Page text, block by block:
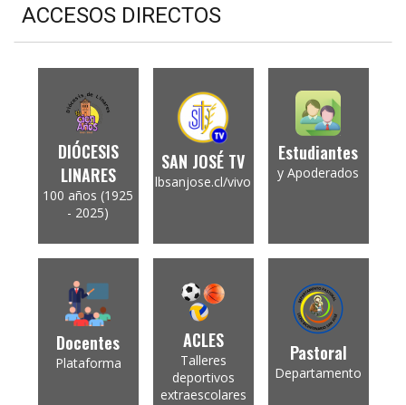
ACCESOS DIRECTOS
DIÓCESIS
LINARES
100 años (1925
- 2025)
SAN JOSÉ TV
lbsanjose.cl/vivo
Estudiantes
y Apoderados
Docentes
Plataforma
ACLES
Talleres
deportivos
extraescolares
Pastoral
Departamento